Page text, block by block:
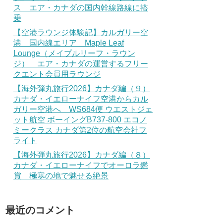
ス エア・カナダの国内幹線路線に搭
乗
【空港ラウンジ体験記】カルガリー空
港 国内線エリア Maple Leaf
Lounge（メイプルリーフ・ラウン
ジ） エア・カナダの運営するフリー
クエント会員用ラウンジ
【海外弾丸旅行2026】カナダ編（９）
カナダ・イエローナイフ空港からカル
ガリー空港へ WS684便 ウエストジェ
ット航空 ボーイングB737-800 エコノ
ミークラス カナダ第2位の航空会社フ
ライト
【海外弾丸旅行2026】カナダ編（８）
カナダ・イエローナイフでオーロラ鑑
賞 極寒の地で魅せる絶景
最近のコメント